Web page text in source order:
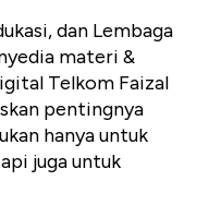
dan Lembaga
materi &
Telkom Faizal
pentingnya
hanya untuk
juga untuk